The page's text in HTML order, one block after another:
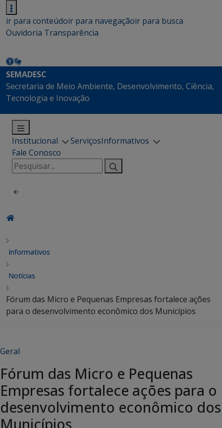
ir para conteúdoir para navegaçãoir para busca
Ouvidoria Transparência
SEMADESC
Secretaria de Meio Ambiente, Desenvolvimento, Ciência,
Tecnologia e Inovação
Institucional ServiçosInformativos
Fale Conosco
Pesquisar
por:
Informativos
Notícias
Fórum das Micro e Pequenas Empresas fortalece ações
para o desenvolvimento econômico dos Municípios
Geral
Fórum das Micro e Pequenas
Empresas fortalece ações para o
desenvolvimento econômico dos
Municípios